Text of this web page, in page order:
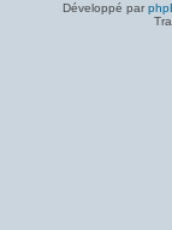
Développé par